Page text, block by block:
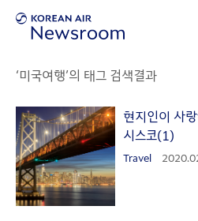
‘미국여행’의 태그 검색결과
현지인이 사
시스코(1)
Travel